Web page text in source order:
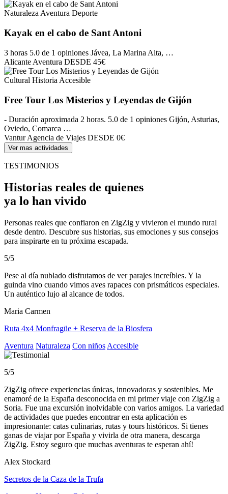
NaturalezaAventura Deporte
Kayak en el cabo de Sant Antoni
3 horas 5.0 de 1 opiniones Jávea, La Marina Alta, …
Alicante Aventura DESDE 45€
Cultural Historia Accesible
Free Tour Los Misterios y Leyendas de Gijón
- Duración aproximada 2 horas. 5.0 de 1 opiniones Gijón, Asturias,
Oviedo, Comarca …
Vantur Agencia de Viajes DESDE 0€
Ver mas actividades
TESTIMONIOS
Historias reales de quienes
ya lo han vivido
Personas reales que confiaron en ZigZig y vivieron el mundo rural
desde dentro. Descubre sus historias, sus emociones y sus consejos
para inspirarte en tu próxima escapada.
5/5
Pese al día nublado disfrutamos de ver parajes increíbles. Y la
guinda vino cuando vimos aves rapaces con prismáticos especiales.
Un auténtico lujo al alcance de todos.
Maria Carmen
Ruta 4x4 Monfragüe + Reserva de la Biosfera
Aventura Naturaleza Con niños Accesible
5/5
ZigZig ofrece experiencias únicas, innovadoras y sostenibles. Me
enamoré de la España desconocida en mi primer viaje con ZigZig a
Soria. Fue una excursión inolvidable con varios amigos. La variedad
de actividades que puedes encontrar en esta aplicación es
impresionante: catas culinarias, rutas y tours históricos. Si tienes
ganas de viajar por España y vivirla de otra manera, descarga
ZigZig. Estoy seguro que muchas aventuras te esperan ahí!
Alex Stockard
Secretos de la Caza de la Trufa